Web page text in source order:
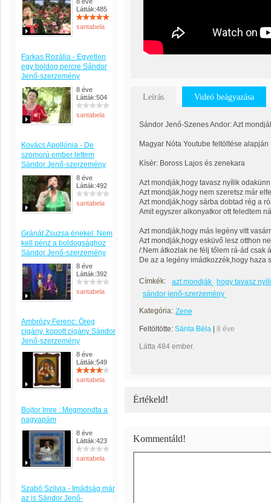
Látták:485
santabela
Farkas Rozália - Egyetlen
egy boldog percre Sándor
Jenő-szerzemény
8 éve
Látták:504
santabela
Kovács Apollónia - De
szomorú ember lettem
Sándor Jenő-szerzemény
8 éve
Látták:492
santabela
Gránát Zsuzsa énekel: Nem
kell pénz a boldogsághoz
Sándor Jenő-szerzemény
8 éve
Látták:392
santabela
Ambrózy Ferenc: Öreg
cigány, kopott cigány Sándor
Jenő-szerzemény
8 éve
Látták:549
santabela
Bojtor Imre : Megmondta a
nagyapám
8 éve
Látták:423
santabela
Szabó Szilvia - Imádság már
az is Sándor Jenő-
Leírás Videó beágyazása
Sándor Jenő-Szenes Andor: Azt
Magyar Nóta Youtube feltöltése alapján
Kísér: Boross Lajos és zenekara
Azt mondják,hogy tavasz nyílik
Azt mondják,hogy nem szeretsz már
Azt mondják,hogy sárba dobtad rég a
Amit egyszer alkonyatkor ott feledtem
Azt mondják,hogy más legény vitt
Azt mondják,hogy esküvő lesz otthon
/:Nem átkozlak ne félj tőlem rá-ád csak
De az a legény imádkozzék,hogy haza
Címkék: azt mondják
hogy tavasz
sándor jenő-szerzemény
Kategória: Zene
Feltöltötte: Sánta Béla 8 éve
Látta 484 ember.
Értékeld!
Kommentáld!